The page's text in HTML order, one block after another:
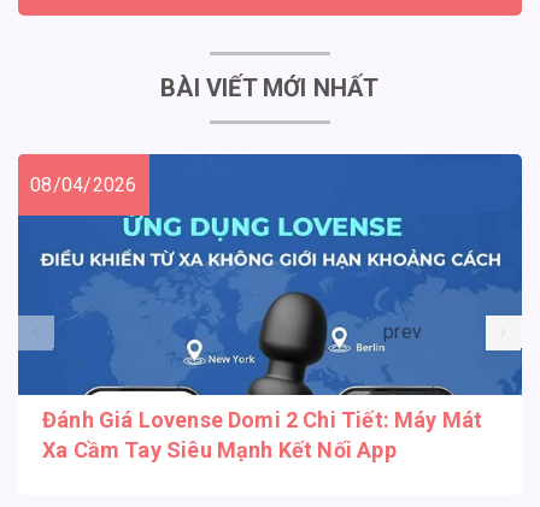
BÀI VIẾT MỚI NHẤT
08/04/2026
Đánh Giá Lovense Domi 2 Chi Tiết: Máy Mát
Xa Cầm Tay Siêu Mạnh Kết Nối App
prev